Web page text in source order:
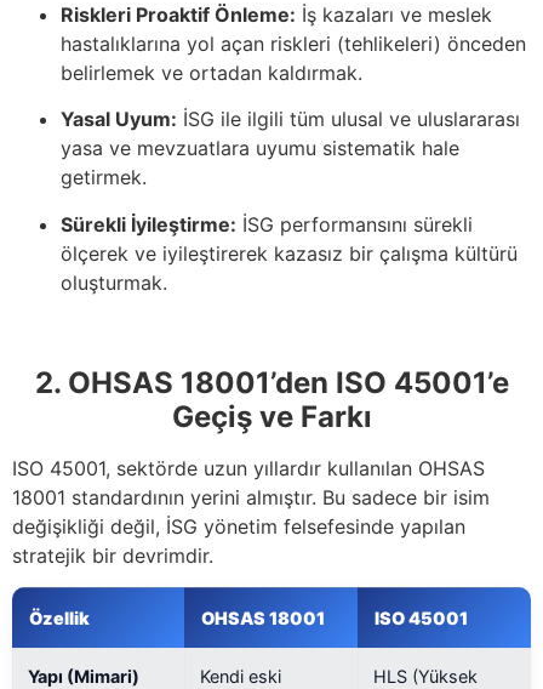
Riskleri Proaktif Önleme: İş kazaları ve meslek
hastalıklarına yol açan riskleri (tehlikeleri) önceden
belirlemek ve ortadan kaldırmak.
Yasal Uyum: İSG ile ilgili tüm ulusal ve uluslararası
yasa ve mevzuatlara uyumu sistematik hale
getirmek.
Sürekli İyileştirme: İSG performansını sürekli
ölçerek ve iyileştirerek kazasız bir çalışma kültürü
oluşturmak.
2. OHSAS 18001’den ISO 45001’e
Geçiş ve Farkı
ISO 45001, sektörde uzun yıllardır kullanılan OHSAS
18001 standardının yerini almıştır. Bu sadece bir isim
değişikliği değil, İSG yönetim felsefesinde yapılan
stratejik bir devrimdir.
Özellik OHSAS 18001 ISO 45001
Yapı (Mimari)
Kendi eski
HLS (Yüksek